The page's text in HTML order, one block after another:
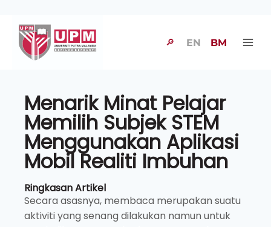
🔎 EN BM
Menarik Minat Pelajar
Memilih Subjek STEM
Menggunakan Aplikasi
Mobil Realiti Imbuhan
Ringkasan Artikel
Secara asasnya, membaca merupakan suatu
aktiviti yang senang dilakukan namun untuk